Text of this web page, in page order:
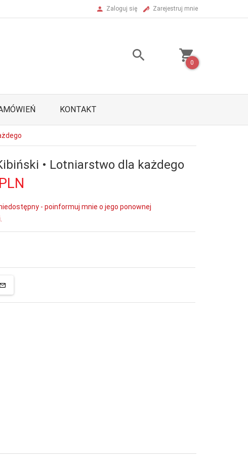
Zaloguj się Zarejestruj mnie
0
KONTAKT
• Lotniarstwo dla każdego
PLN
- poinformuj mnie o jego ponownej